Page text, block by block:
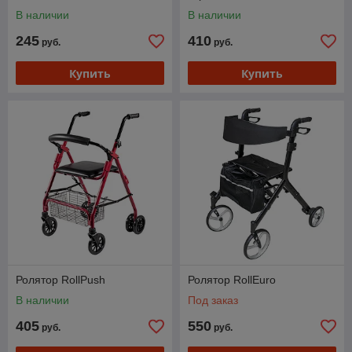
В наличии
245 руб.
Купить
В наличии
410 руб.
Купить
Ролятор RollPush
В наличии
405 руб.
Ролятор RollEuro
Под заказ
550 руб.